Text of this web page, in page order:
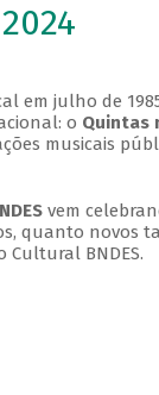
em julho de
o Quintas
musicais
vem
quanto novos
Cultural BNDES.